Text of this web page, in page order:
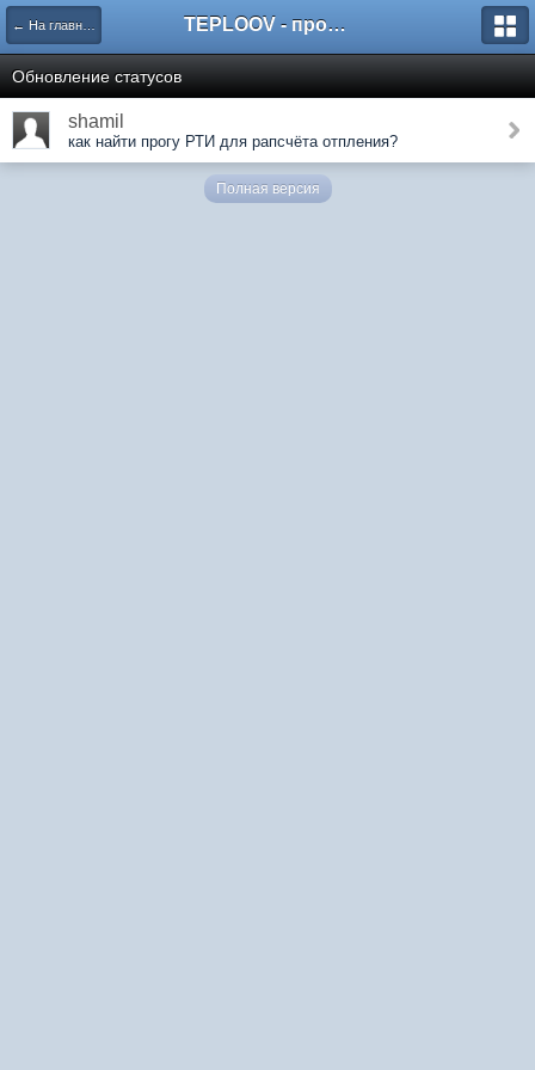
← На главную TEPLOOV - программный комплекс для расчёта систем отопления и вентиляции
Обновление статусов
shamil
как найти прогу РТИ для рапсчёта отпления?
Полная версия